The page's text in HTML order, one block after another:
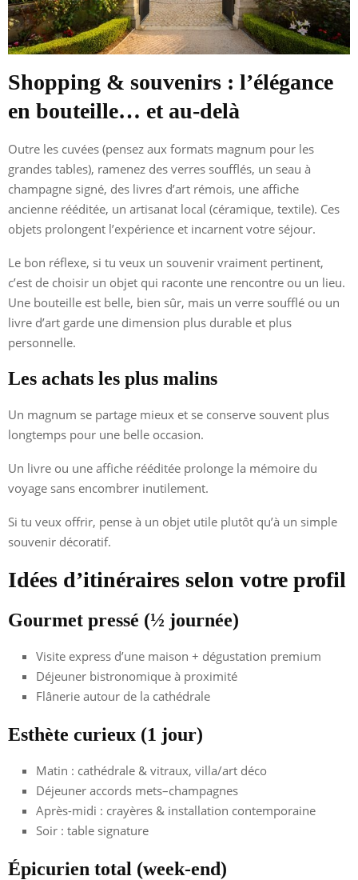
Shopping & souvenirs : l’élégance
en bouteille… et au-delà
Outre les cuvées (pensez aux formats magnum pour les
grandes tables), ramenez des verres soufflés, un seau à
champagne signé, des livres d’art rémois, une affiche
ancienne rééditée, un artisanat local (céramique, textile). Ces
objets prolongent l’expérience et incarnent votre séjour.
Le bon réflexe, si tu veux un souvenir vraiment pertinent,
c’est de choisir un objet qui raconte une rencontre ou un lieu.
Une bouteille est belle, bien sûr, mais un verre soufflé ou un
livre d’art garde une dimension plus durable et plus
personnelle.
Les achats les plus malins
Un magnum se partage mieux et se conserve souvent plus
longtemps pour une belle occasion.
Un livre ou une affiche rééditée prolonge la mémoire du
voyage sans encombrer inutilement.
Si tu veux offrir, pense à un objet utile plutôt qu’à un simple
souvenir décoratif.
Idées d’itinéraires selon votre profil
Gourmet pressé (½ journée)
Visite express d’une maison + dégustation premium
Déjeuner bistronomique à proximité
Flânerie autour de la cathédrale
Esthète curieux (1 jour)
Matin : cathédrale & vitraux, villa/art déco
Déjeuner accords mets–champagnes
Après-midi : crayères & installation contemporaine
Soir : table signature
Épicurien total (week-end)